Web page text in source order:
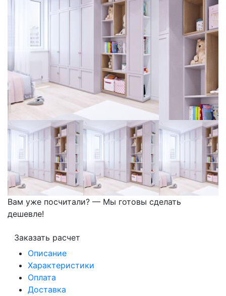
Вам уже посчитали? — Мы готовы сделать
дешевле!
Заказать расчет
Описание
Характеристики
Оплата
Доставка